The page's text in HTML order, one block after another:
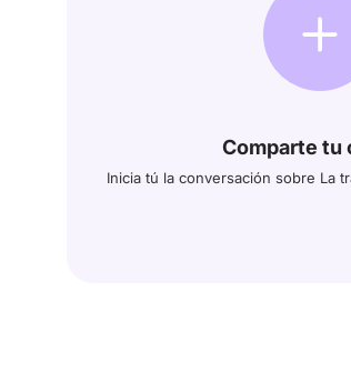
Comparte tu
Inicia tú la conversación sobre La